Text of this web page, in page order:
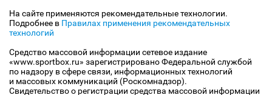
На сайте применяются рекомендательные технологии.
Подробнее в Правилах применения рекомендательных
технологий
Средство массовой информации сетевое издание
«www.sportbox.ru» зарегистрировано Федеральной службой
по надзору в сфере связи, информационных технологий
и массовых коммуникаций (Роскомнадзор).
Свидетельство о регистрации средства массовой информации